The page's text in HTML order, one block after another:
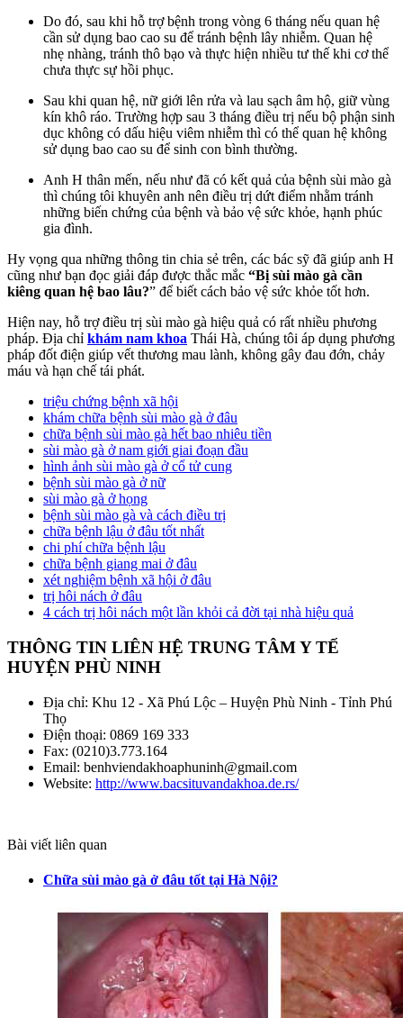
Do đó, sau khi hỗ trợ bệnh trong vòng 6 tháng nếu quan hệ
cần sử dụng bao cao su để tránh bệnh lây nhiễm. Quan hệ
nhẹ nhàng, tránh thô bạo và thực hiện nhiều tư thế khi cơ thể
chưa thực sự hồi phục.
Sau khi quan hệ, nữ giới lên rửa và lau sạch âm hộ, giữ vùng
kín khô ráo. Trường hợp sau 3 tháng điều trị nếu bộ phận sinh
dục không có dấu hiệu viêm nhiễm thì có thể quan hệ không
sử dụng bao cao su để sinh con bình thường.
Anh H thân mến, nếu như đã có kết quả của bệnh sùi mào gà
thì chúng tôi khuyên anh nên điều trị dứt điểm nhằm tránh
những biến chứng của bệnh và bảo vệ sức khỏe, hạnh phúc
gia đình.
Hy vọng qua những thông tin chia sẻ trên, các bác sỹ đã giúp anh H
cũng như bạn đọc giải đáp được thắc mắc “Bị sùi mào gà cần
kiêng quan hệ bao lâu?” để biết cách bảo vệ sức khỏe tốt hơn.
Hiện nay, hỗ trợ điều trị sùi mào gà hiệu quả có rất nhiều phương
pháp. Địa chỉ khám nam khoa Thái Hà, chúng tôi áp dụng phương
pháp đốt điện giúp vết thương mau lành, không gây đau đớn, chảy
máu và hạn chế tái phát.
triệu chứng bệnh xã hội
khám chữa bệnh sùi mào gà ở đâu
chữa bệnh sùi mào gà hết bao nhiêu tiền
sùi mào gà ở nam giới giai đoạn đầu
hình ảnh sùi mào gà ở cổ tử cung
bệnh sùi mào gà ở nữ
sùi mào gà ở họng
bệnh sùi mào gà và cách điều trị
chữa bệnh lậu ở đâu tốt nhất
chi phí chữa bệnh lậu
chữa bệnh giang mai ở đâu
xét nghiệm bệnh xã hội ở đâu
trị hôi nách ở đâu
‍4 cách trị hôi nách một lần khỏi cả đời tại nhà hiệu quả
THÔNG TIN LIÊN HỆ TRUNG TÂM Y TẾ
HUYỆN PHÙ NINH
Địa chỉ: Khu 12 - Xã Phú Lộc – Huyện Phù Ninh - Tỉnh Phú
Thọ
Điện thoại: 0869 169 333
Fax: (0210)3.773.164
Email: benhviendakhoaphuninh@gmail.com
Website: http://www.bacsituvandakhoa.de.rs/
Bài viết liên quan
Chữa sùi mào gà ở đâu tốt tại Hà Nội?